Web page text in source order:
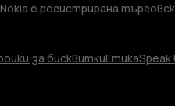
е регистрирана
за бисквиткиЕтикаSpeak